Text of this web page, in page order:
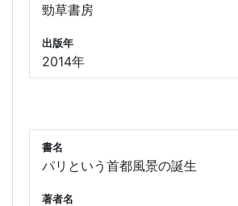
勁草書房
出版年
2014年
書名
パリという首都風景の誕生
著者名